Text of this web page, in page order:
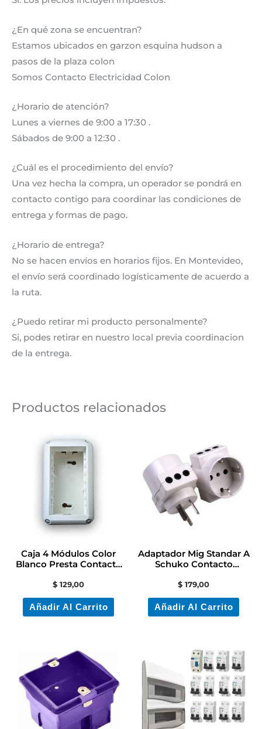
¿En qué zona se encuentran?
Estamos ubicados en garzon esquina hudson a
pasos de la plaza colon
Somos Contacto Electricidad Colon
¿Horario de atención?
Lunes a viernes de 9:00 a 17:30 .
Sábados de 9:00 a 12:30 .
¿Cuál es el procedimiento del envío?
Una vez hecha la compra, un operador se pondrá en
contacto contigo para coordinar las condiciones de
entrega y formas de pago.
¿Horario de entrega?
No se hacen envíos en horarios fijos. En Montevideo,
el envío será coordinado logísticamente de acuerdo a
la ruta.
¿Puedo retirar mi producto personalmente?
Si, podes retirar en nuestro local previa coordinacion
de la entrega.
Productos relacionados
Caja 4 Módulos Color
Blanco Presta Contacto
$ 129,00
Añadir Al Carrito
Adaptador Mig Standar A
Schuko Contacto
$ 179,00
Añadir Al Carrito